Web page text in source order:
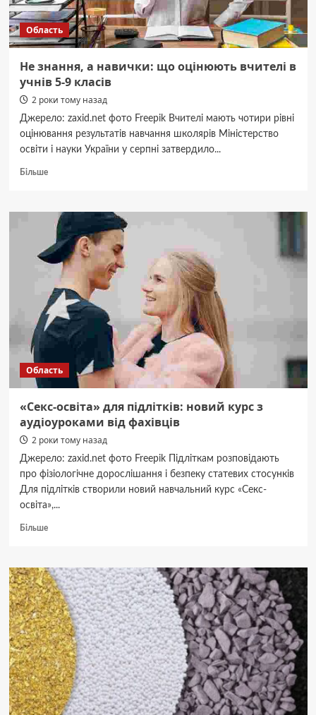
Область
Не знання, а навички: що оцінюють вчителі в
учнів 5-9 класів
2 роки тому назад
Джерело: zaxid.net фото Freepik Вчителі мають чотири рівні
оцінювання результатів навчання школярів Міністерство
освіти і науки України у серпні затвердило...
БільшеДокладніше
знання,
навички:
що
оцінюють
вчителі
учнів
5-
9
Область
«Секс-освіта» для підлітків: новий курс з
аудіоуроками від фахівців
2 роки тому назад
Джерело: zaxid.net фото Freepik Підліткам розповідають
про фізіологічне дорослішання і безпеку статевих стосунків
Для підлітків створили новий навчальний курс «Секс-
освіта»,...
БільшеДокладніше
освіта»
для
підлітків:
новий
курс
з
аудіоуроками
від
фахівців